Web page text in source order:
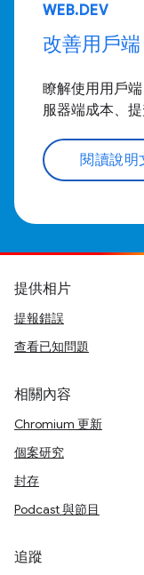
WEB.DEV
改善用戶端
瞭解使用用戶
服器端成本、
閱讀說明
提供相片
提報錯誤
查看已知問題
相關內容
Chromium 更新
個案研究
封存
Podcast 與節目
追蹤